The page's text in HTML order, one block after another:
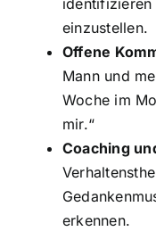
einzustellen.
Offene
Mann und
Woche im
mir.“
Coaching
erkennen.